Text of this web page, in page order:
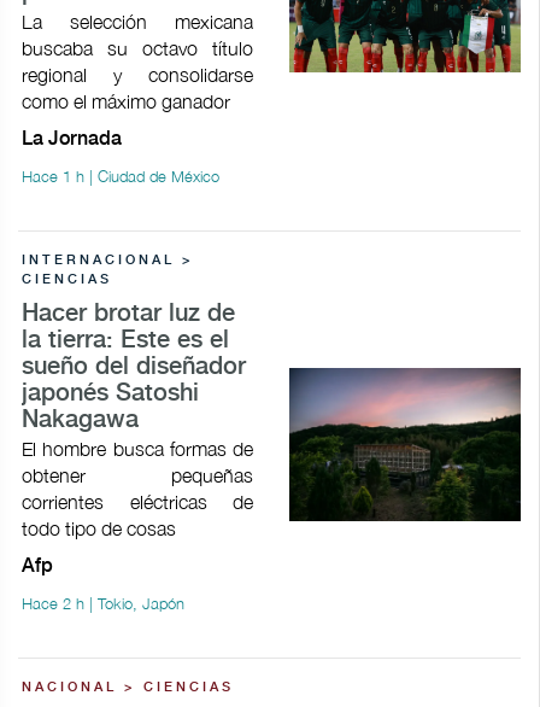
La selección mexicana
buscaba su octavo título
regional y consolidarse
como el máximo ganador
La Jornada
Hace 1 h | Ciudad de México
INTERNACIONAL >
CIENCIAS
Hacer brotar luz de
la tierra: Este es el
sueño del diseñador
japonés Satoshi
Nakagawa
El hombre busca formas de
obtener pequeñas
corrientes eléctricas de
todo tipo de cosas
Afp
Hace 2 h | Tokio, Japón
NACIONAL > CIENCIAS